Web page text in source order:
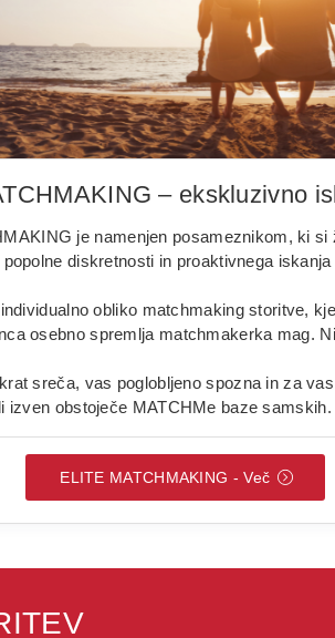
– ekskluzivno
je namenjen posameznikom, ki si
diskretnosti in proaktivnega iskanja
obliko matchmaking storitve,
osebno spremlja matchmakerka mag.
sreča, vas poglobljeno spozna in za
izven obstoječe MATCHMe baze samskih.
ELITE MATCHMAKING - Več